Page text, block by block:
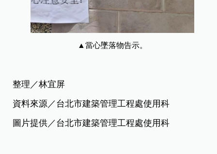
▲當心墜落物告示。
整理／林宜屏
資料來源／台北市建築管理工程處使用科
圖片提供／台北市建築管理工程處使用科